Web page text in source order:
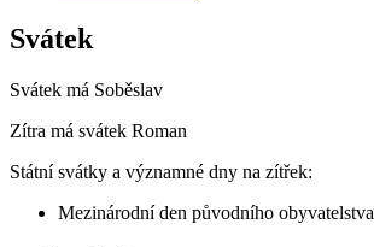
Svátek
Svátek má Soběslav
Zítra má svátek Roman
Státní svátky a významné dny na zítřek:
Mezinárodní den původního obyvatelstva